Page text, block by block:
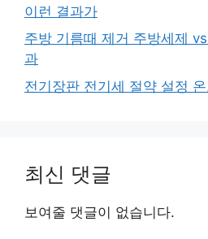
이런 결과가
주방 기름때 제거 주방세제
과
전기장판 전기세 절약 설정
최신 댓글
보여줄 댓글이 없습니다.